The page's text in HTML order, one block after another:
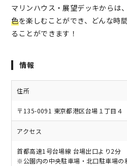
マリンハウス・展望デッキからは
色を楽しむことができ、どんな時
ることができます！
情報
住所
〒135-0091 東京都港区台場１丁目４
アクセス
首都高速1号台場線 台場出口より2分
※公園内の中央駐車場・北口駐車場の